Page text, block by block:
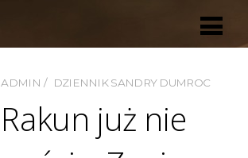
ADMIN DZIENNIK SANDRY DUMROC
Rakun już nie